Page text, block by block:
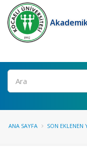
Ara
ANA SAYFA SON EKLENEN